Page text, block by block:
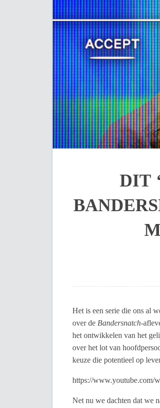
DIT
Het is een serie die ons al
over de Bandersnatch-
het ontwikkelen van het
over het lot van
keuze die potentieel op
https://
Net nu we dachten dat we